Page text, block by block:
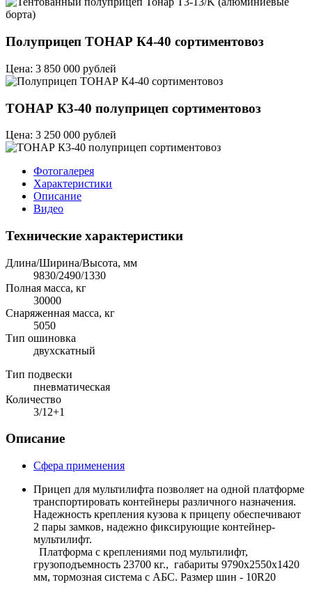
Полуприцеп ТОНАР К4-40 сортиментовоз
Цена: 3 850 000 рублей
ТОНАР К3-40 полуприцеп сортиментовоз
Цена: 3 250 000 рублей
Фотогалерея
Характеристики
Описание
Видео
Технические характеристики
Длина/Ширина/Высота, мм
9830/2490/1330
Полная масса, кг
30000
Снаряженная масса, кг
5050
Тип ошиновка
двухскатный
Тип подвески
пневматическая
Количество
3/12+1
Описание
Сфера применения
Прицеп для мультилифта позволяет на одной платформе
транспортировать контейнеры различного назначения.
Надежность крепления кузова к прицепу обеспечивают
2 пары замков, надежно фиксирующие контейнер-
мультилифт.
Платформа с креплениями под мультилифт,
грузоподъемность 23700 кг., габариты 9790х2550х1420
мм, тормозная система с АБС. Размер шин - 10R20